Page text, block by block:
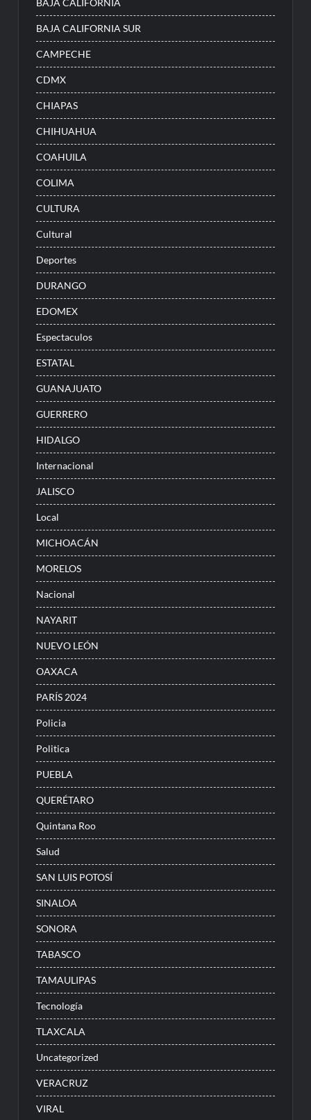
BAJA CALIFORNIA
BAJA CALIFORNIA SUR
CAMPECHE
CDMX
CHIAPAS
CHIHUAHUA
COAHUILA
COLIMA
CULTURA
Cultural
Deportes
DURANGO
EDOMEX
Espectaculos
ESTATAL
GUANAJUATO
GUERRERO
HIDALGO
Internacional
JALISCO
Local
MICHOACÁN
MORELOS
Nacional
NAYARIT
NUEVO LEÓN
OAXACA
PARÍS 2024
Policia
Politica
PUEBLA
QUERÉTARO
Quintana Roo
Salud
SAN LUIS POTOSÍ
SINALOA
SONORA
TABASCO
TAMAULIPAS
Tecnología
TLAXCALA
Uncategorized
VERACRUZ
VIRAL